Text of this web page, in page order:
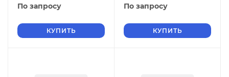
По запросу
КУПИТЬ
По запросу
КУПИТЬ